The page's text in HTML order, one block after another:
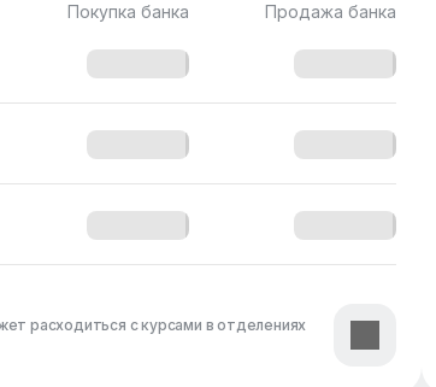
Покупка банка Продажа банка
расходиться с курсами в отделениях